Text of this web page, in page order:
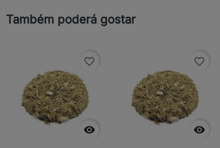
Também poderá gostar

favorite_border

favorite_border